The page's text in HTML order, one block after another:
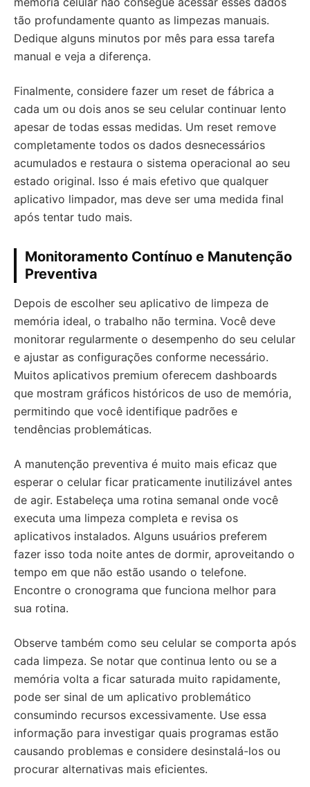
tão profundamente quanto as limpezas manuais.
Dedique alguns minutos por mês para essa tarefa
manual e veja a diferença.
Finalmente, considere fazer um reset de fábrica a
cada um ou dois anos se seu celular continuar lento
apesar de todas essas medidas. Um reset remove
completamente todos os dados desnecessários
acumulados e restaura o sistema operacional ao seu
estado original. Isso é mais efetivo que qualquer
aplicativo limpador, mas deve ser uma medida final
após tentar tudo mais.
Monitoramento Contínuo e Manutenção
Preventiva
Depois de escolher seu aplicativo de limpeza de
memória ideal, o trabalho não termina. Você deve
monitorar regularmente o desempenho do seu celular
e ajustar as configurações conforme necessário.
Muitos aplicativos premium oferecem dashboards
que mostram gráficos históricos de uso de memória,
permitindo que você identifique padrões e
tendências problemáticas.
A manutenção preventiva é muito mais eficaz que
esperar o celular ficar praticamente inutilizável antes
de agir. Estabeleça uma rotina semanal onde você
executa uma limpeza completa e revisa os
aplicativos instalados. Alguns usuários preferem
fazer isso toda noite antes de dormir, aproveitando o
tempo em que não estão usando o telefone.
Encontre o cronograma que funciona melhor para
sua rotina.
Observe também como seu celular se comporta após
cada limpeza. Se notar que continua lento ou se a
memória volta a ficar saturada muito rapidamente,
pode ser sinal de um aplicativo problemático
consumindo recursos excessivamente. Use essa
informação para investigar quais programas estão
causando problemas e considere desinstalá-los ou
procurar alternativas mais eficientes.